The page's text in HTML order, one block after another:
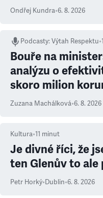
Ondřej Kundra•6. 8. 2026
Podcasty:Výtah Respektu•
Bouře na
analýzu o
skoro milion
Zuzana Machálková•6. 8. 2026
Kultura•11 minut
Je divné říci, že
ten Glenův to
Petr Horký•Dublin•6. 8. 2026